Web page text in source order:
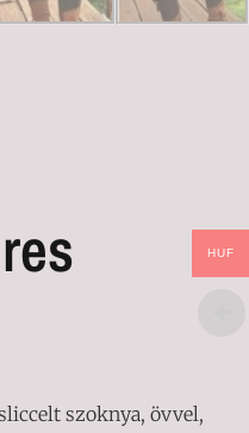
szoknya, övvel,
HUF